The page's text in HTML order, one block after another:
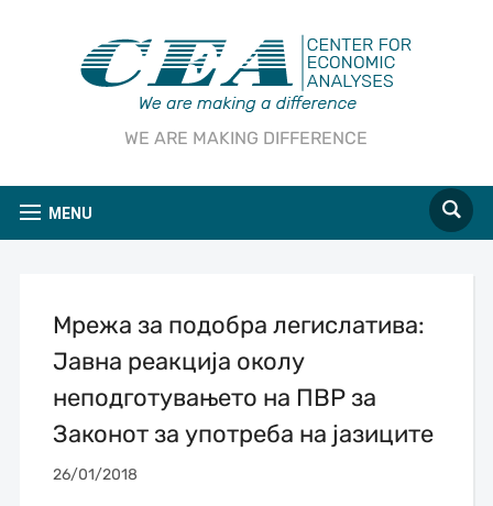
WE ARE MAKING DIFFERENCE
MENU
Мрежа за подобра легислатива:
Jавна реакција околу
неподготувањето на ПВР за
Законот за употреба на јазиците
26/01/2018